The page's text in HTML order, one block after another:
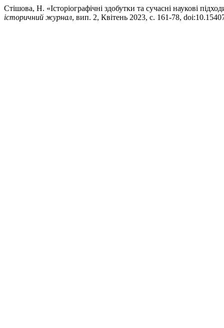
Стішова, Н. «Історіографічні здобутки та сучасні наукові
історичний журнал, вип. 2, Квітень 2023, с. 161-78,